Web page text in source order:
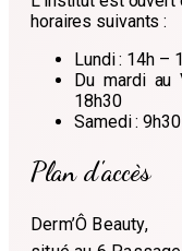
horaires suivants :
Lundi : 14h –
Du mardi
18h30
Samedi :
Plan d'accès
Derm’Ô Beauty,